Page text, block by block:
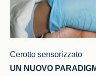
Cerotto sensorizzato
UN NUOVO